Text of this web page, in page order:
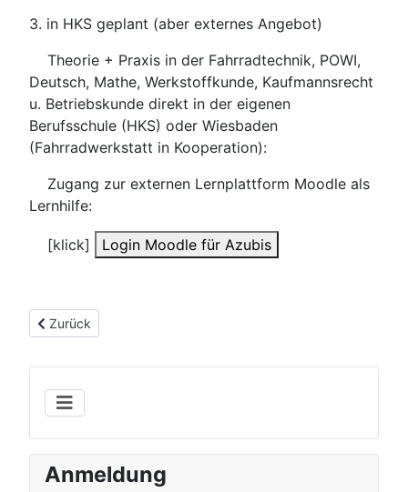
Anmeldung
3. in HKS geplant (aber externes Angebot)
Theorie + Praxis in der Fahrradtechnik, POWI,
Deutsch, Mathe, Werkstoffkunde, Kaufmannsrecht
u. Betriebskunde direkt in der eigenen
Berufsschule (HKS) oder Wiesbaden
(Fahrradwerkstatt in Kooperation):
Zugang zur externen Lernplattform Moodle als
Lernhilfe:
[klick] Login Moodle für Azubis
Vorheriger Beitrag: Trainer- coaching
Zurück